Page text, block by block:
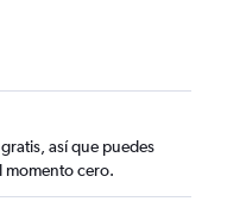
así que puedes
momento cero.